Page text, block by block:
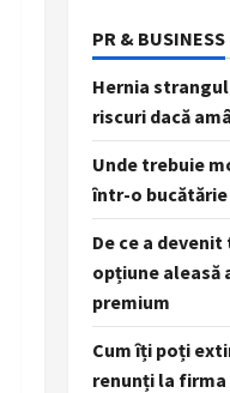
PR & BUSINESS
Hernia
riscuri dacă
Unde trebuie
într-o bucătărie
De ce a
opțiune aleasă
premium
Cum îți poți
renunți la firma